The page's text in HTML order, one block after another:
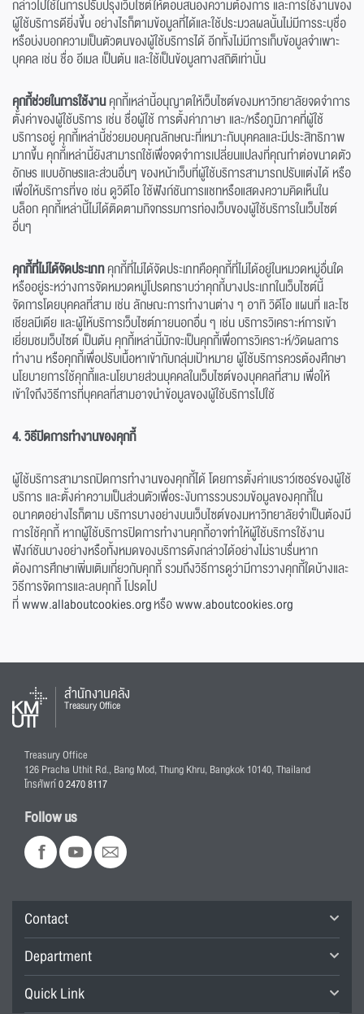
กล่าวไปใช้ในการปรับปรุงเว็บไซต์ให้ตอบสนองความต้องการ และการใช้งานของ
ผู้ใช้บริการดียิ่งขึ้น อย่างไรก็ตามข้อมูลที่ได้และใช้ประมวลผลนั้นไม่มีการระบุชื่อ
หรือบ่งบอกความเป็นตัวตนของผู้ใช้บริการได้ อีกทั้งไม่มีการเก็บข้อมูลจำเพาะ
บุคคล เช่น ชื่อ อีเมล เป็นต้น และใช้เป็นข้อมูลทางสถิติเท่านั้น
คุกกี้ช่วยในการใช้งานคุกกี้เหล่านี้อนุญาตให้เว็บไซต์ของมหาวิทยาลัยจดจำการ
ตั้งค่าของผู้ใช้บริการ เช่น ชื่อผู้ใช้ การตั้งค่าภาษา และ/หรือภูมิภาคที่ผู้ใช้
บริการอยู่ คุกกี้เหล่านี้ช่วยมอบคุณลักษณะที่เหมาะกับบุคคลและมีประสิทธิภาพ
มากขึ้น คุกกี้เหล่านี้ยังสามารถใช้เพื่อจดจำการเปลี่ยนแปลงที่คุณทำต่อขนาดตัว
อักษร แบบอักษรและส่วนอื่นๆ ของหน้าเว็บที่ผู้ใช้บริการสามารถปรับแต่งได้ หรือ
เพื่อให้บริการที่ขอ เช่น ดูวิดีโอ ใช้ฟังก์ชันการแชทหรือแสดงความคิดเห็นใน
บล็อก คุกกี้เหล่านี้ไม่ได้ติดตามกิจกรรมการท่องเว็บของผู้ใช้บริการในเว็บไซต์
อื่นๆ
คุกกี้ที่ไม่ได้จัดประเภทคุกกี้ที่ไม่ได้จัดประเภทคือคุกกี้ที่ไม่ได้อยู่ในหมวดหมู่อื่นใด
หรืออยู่ระหว่างการจัดหมวดหมู่โปรดทราบว่าคุกกี้บางประเภทในเว็บไซต์นี้
จัดการโดยบุคคลที่สาม เช่น ลักษณะการทำงานต่าง ๆ อาทิ วิดีโอ แผนที่ และโซ
เชียลมีเดีย และผู้ให้บริการเว็บไซต์ภายนอกอื่น ๆ เช่น บริการวิเคราะห์การเข้า
เยี่ยมชมเว็บไซต์ เป็นต้น คุกกี้เหล่านี้มักจะเป็นคุกกี้เพื่อการวิเคราะห์/วัดผลการ
ทำงาน หรือคุกกี้เพื่อปรับเนื้อหาเข้ากับกลุ่มเป้าหมาย ผู้ใช้บริการควรต้องศึกษา
นโยบายการใช้คุกกี้และนโยบายส่วนบุคคลในเว็บไซต์ของบุคคลที่สาม เพื่อให้
เข้าใจถึงวิธีการที่บุคคลที่สามอาจนำข้อมูลของผู้ใช้บริการไปใช้
4. วิธีปิดการทำงานของคุกกี้
ผู้ใช้บริการสามารถปิดการทำงานของคุกกี้ได้ โดยการตั้งค่าเบราว์เซอร์ของผู้ใช้
บริการ และตั้งค่าความเป็นส่วนตัวเพื่อระงับการรวบรวมข้อมูลของคุกกี้ใน
อนาคตอย่างไรก็ตาม บริการบางอย่างบนเว็บไซต์ของมหาวิทยาลัยจำเป็นต้องมี
การใช้คุกกี้ หากผู้ใช้บริการปิดการทำงานคุกกี้อาจทำให้ผู้ใช้บริการใช้งาน
ฟังก์ชันบางอย่างหรือทั้งหมดของบริการดังกล่าวได้อย่างไม่ราบรื่นหาก
ต้องการศึกษาเพิ่มเติมเกี่ยวกับคุกกี้ รวมถึงวิธีการดูว่ามีการวางคุกกี้ใดบ้างและ
วิธีการจัดการและลบคุกกี้ โปรดไป
ที่www.allaboutcookies.orgหรือwww.aboutcookies.org
สำนักงานคลัง
Treasury Office
Treasury Office
126 Pracha Uthit Rd., Bang Mod, Thung Khru, Bangkok 10140, Thailand
โทรศัพท์0 2470 8117
Follow us
Contact
Department
Quick Link